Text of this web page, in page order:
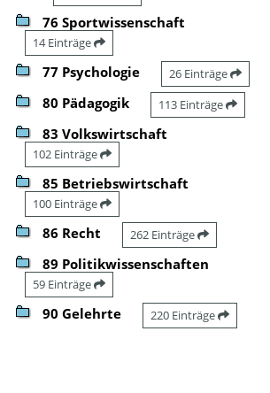
76 Sportwissenschaft
14 Einträge
77 Psychologie 26 Einträge
80 Pädagogik 113 Einträge
83 Volkswirtschaft
102 Einträge
85 Betriebswirtschaft
100 Einträge
86 Recht 262 Einträge
89 Politikwissenschaften
59 Einträge
90 Gelehrte 220 Einträge